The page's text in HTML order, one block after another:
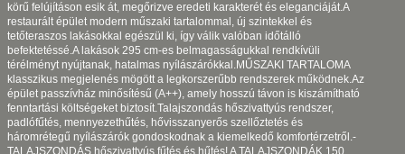
körű felújításon esik át, megőrizve eredeti karakterét és eleganciáját.A
restaurált épület modern műszaki tartalommal, új szintekkel és
tetőteraszos lakásokkal egészül ki, így válik valóban időtálló
befektetéssé.A lakások 295 cm-es belmagasságukkal rendkívüli
térélményt nyújtanak, hatalmas nyílászárókkal.MŰSZAKI TARTALOMA
klasszikus megjelenés mögött a legkorszerűbb rendszerek működnek.Az
épület passzívház minősítésű (A++), amely hosszú távon is kiszámítható
fenntartási költségeket biztosít.Talajszondás hőszivattyús rendszer,
padlófűtés, mennyezethűtés, hővisszanyerős szellőztetés és
háromrétegű nyílászárók gondoskodnak a kiemelkedő komfortérzetről.-
TALAJSZONDÁS hőszivattyús fűtés és hűtés! A TALAJSZONDÁK 150